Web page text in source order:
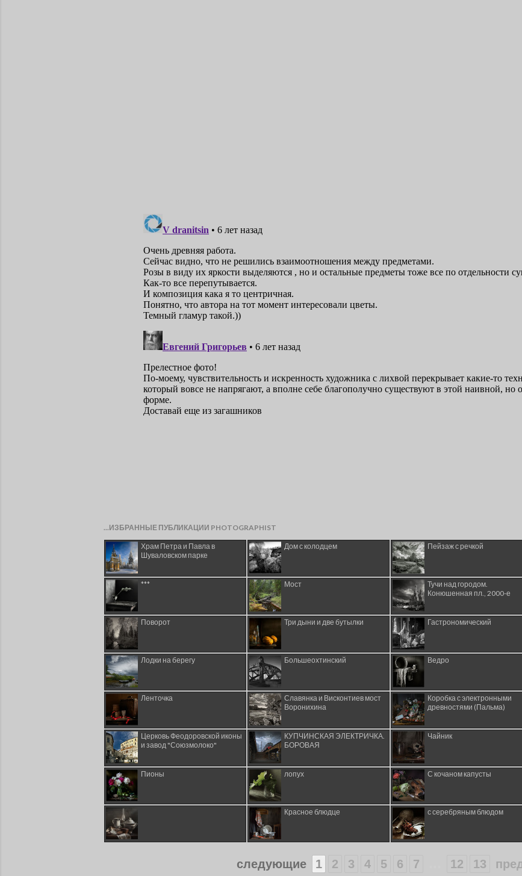
...ИЗБРАННЫЕ ПУБЛИКАЦИИ PHOTOGRAPHIST
Храм Петра и Павла в
Шуваловском парке
Дом с колодцем Пейзаж с речкой
*** Мост
Тучи над городом.
Конюшенная пл., 2000-е
Поворот Три дыни и две бутылки Гастрономический
Лодки на берегу Большеохтинский Ведро
Ленточка
Славянка и Висконтиев мост
Воронихина
Коробка с электронными
древностями (Пальма)
Церковь Феодоровской иконы
и завод "Союзмолоко"
КУПЧИНСКАЯ ЭЛЕКТРИЧКА.
БОРОВАЯ
Чайник
Пионы лопух С кочаном капусты
Красное блюдце с серебряным блюдом
следующие 1 2 3 4 5 6 7 12 13